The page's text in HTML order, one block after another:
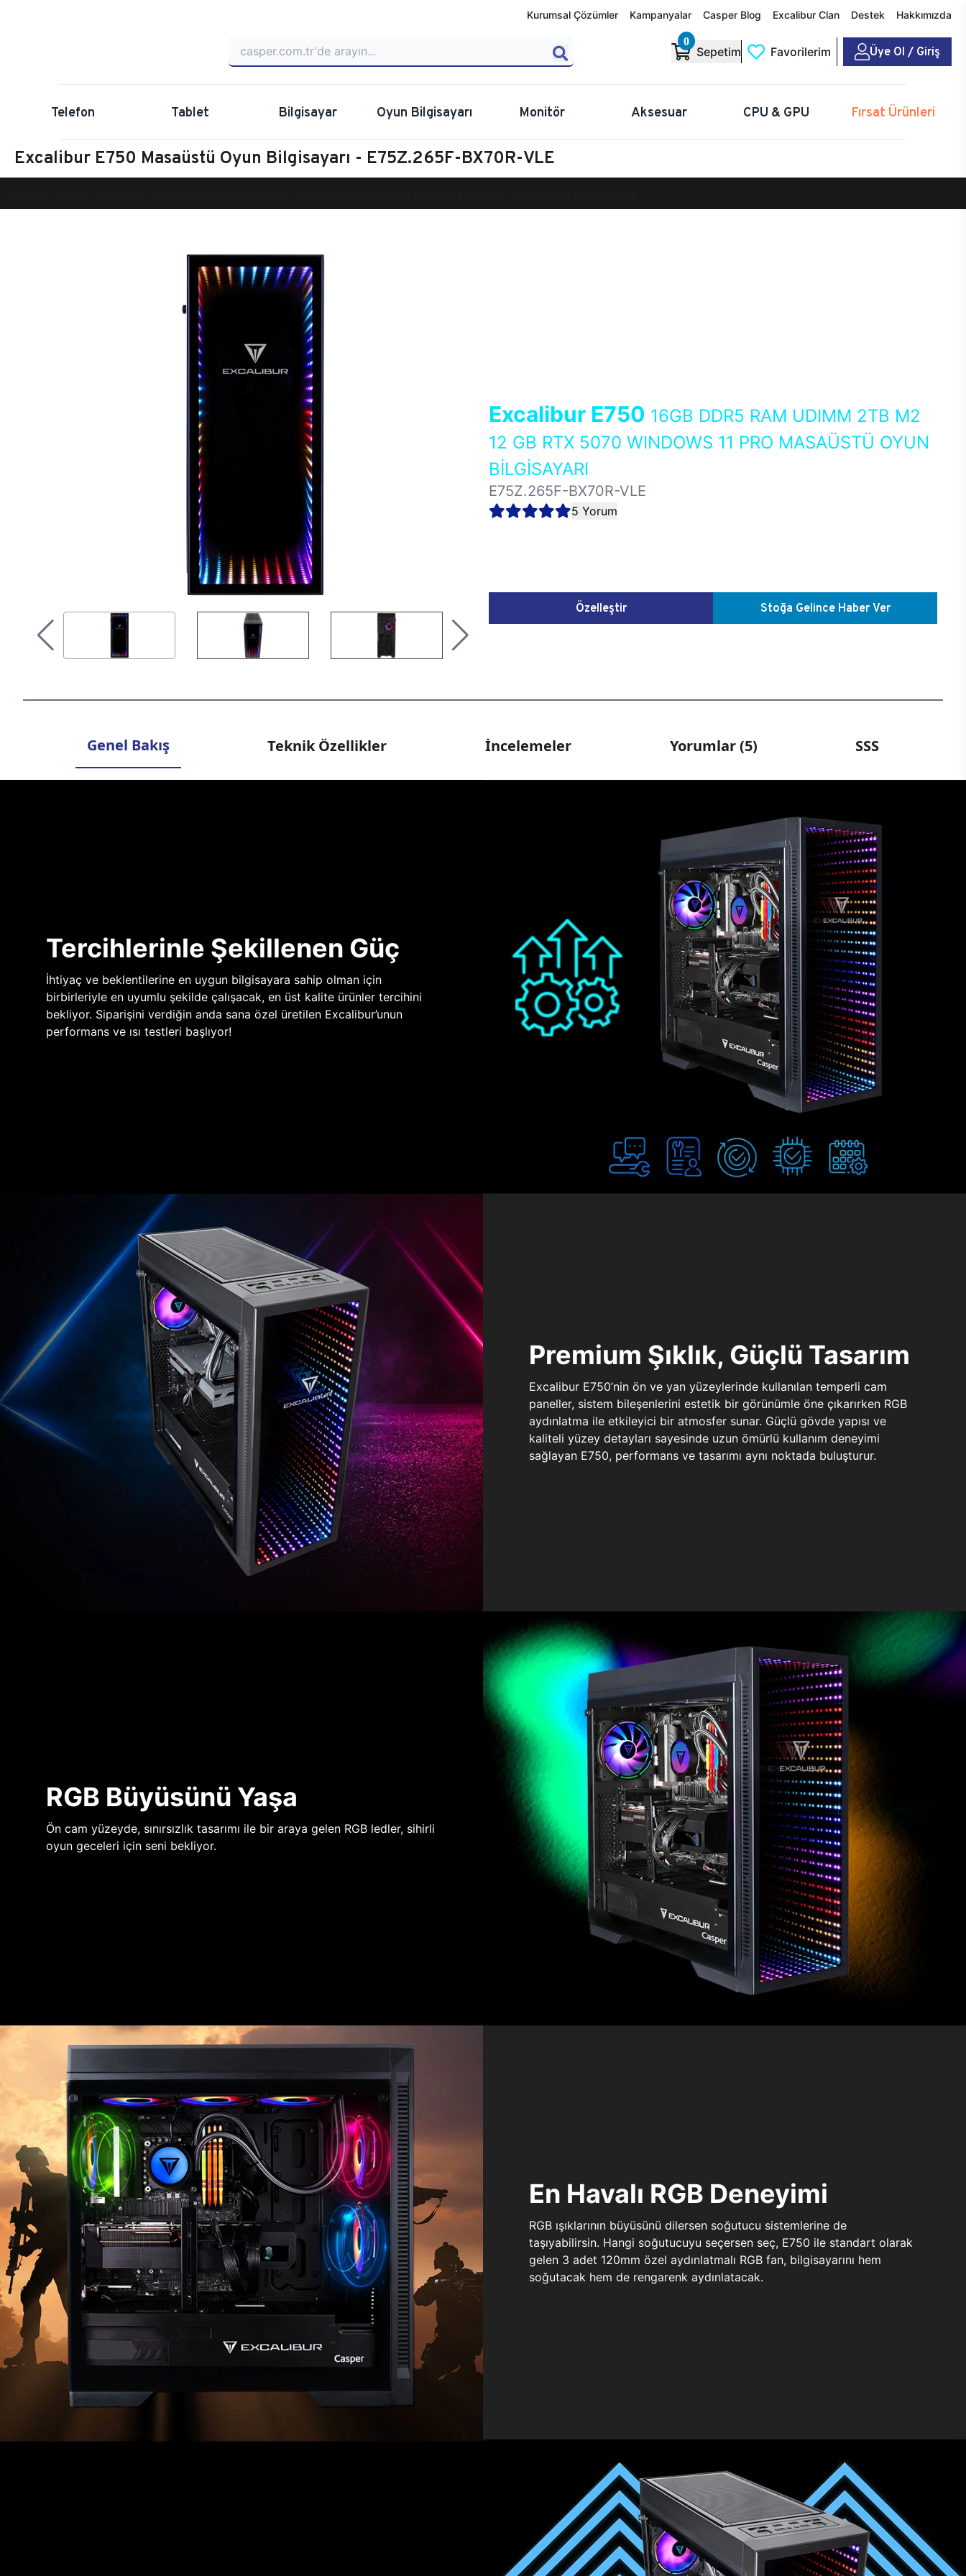
Kurumsal Çözümler Kampanyalar Casper Blog Excalibur Clan Destek Hakkımızda
0
Sepetim Favorilerim Üye Ol / Giriş
Telefon Tablet Bilgisayar Oyun Bilgisayarı Monitör Aksesuar CPU & GPU Fırsat Ürünleri
Excalibur E750 Masaüstü Oyun Bilgisayarı - E75Z.265F-BX70R-VLE
Excalibur E750 16GB DDR5 RAM UDIMM 2TB M2
12 GB RTX 5070 WINDOWS 11 PRO MASAÜSTÜ OYUN
BİLGİSAYARI
E75Z.265F-BX70R-VLE
5 Yorum
Özelleştir Stoğa Gelince Haber Ver
Genel Bakış Teknik Özellikler İncelemeler Yorumlar (5) SSS
Tercihlerinle Şekillenen Güç
İhtiyaç ve beklentilerine en uygun bilgisayara sahip olman için
birbirleriyle en uyumlu şekilde çalışacak, en üst kalite ürünler tercihini
bekliyor. Siparişini verdiğin anda sana özel üretilen Excalibur’unun
performans ve ısı testleri başlıyor!
Premium Şıklık, Güçlü Tasarım
Excalibur E750’nin ön ve yan yüzeylerinde kullanılan temperli cam
paneller, sistem bileşenlerini estetik bir görünümle öne çıkarırken RGB
aydınlatma ile etkileyici bir atmosfer sunar. Güçlü gövde yapısı ve
kaliteli yüzey detayları sayesinde uzun ömürlü kullanım deneyimi
sağlayan E750, performans ve tasarımı aynı noktada buluşturur.
RGB Büyüsünü Yaşa
Ön cam yüzeyde, sınırsızlık tasarımı ile bir araya gelen RGB ledler, sihirli
oyun geceleri için seni bekliyor.
En Havalı RGB Deneyimi
RGB ışıklarının büyüsünü dilersen soğutucu sistemlerine de
taşıyabilirsin. Hangi soğutucuyu seçersen seç, E750 ile standart olarak
gelen 3 adet 120mm özel aydınlatmalı RGB fan, bilgisayarını hem
soğutacak hem de rengarenk aydınlatacak.